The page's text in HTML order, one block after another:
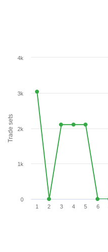
Trade sets
1 2 3 4 5 6
0
1k
2k
3k
4k